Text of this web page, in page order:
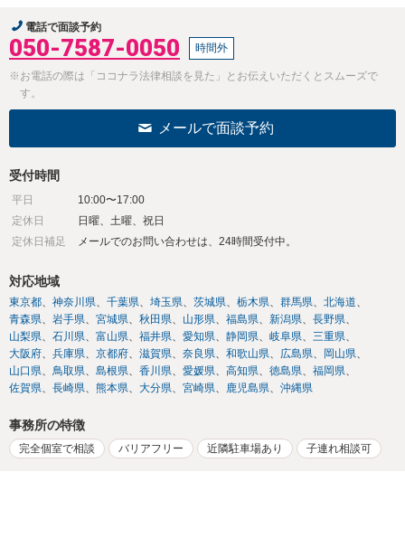
電話で面談予約
050-7587-0050 時間外
※お電話の際は「ココナラ法律相談を見た」とお伝えいただくとスムーズで
す。
メールで面談予約
受付時間
平日
10:00〜17:00
定休日
日曜、土曜、祝日
定休日補足
メールでのお問い合わせは、24時間受付中。
対応地域
東京都 神奈川県 千葉県 埼玉県 茨城県 栃木県 群馬県
北海道
青森県
岩手県 宮城県 秋田県 山形県 福島県 新潟県
長野県
山梨県
石川県 富山県 福井県 愛知県 静岡県 岐阜県
三重県
大阪府
兵庫県 京都府 滋賀県 奈良県 和歌山県 広島県
岡山県
山口県
鳥取県 島根県 香川県 愛媛県 高知県 徳島県
福岡県
佐賀県
長崎県 熊本県 大分県 宮崎県 鹿児島県 沖縄県
事務所の特徴
完全個室で相談 バリアフリー 近隣駐車場あり 子連れ相談可